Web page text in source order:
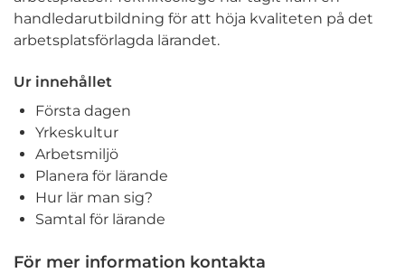
handledarutbildning för att höja kvaliteten på det
arbetsplatsförlagda lärandet.
Ur innehållet
Första dagen
Yrkeskultur
Arbetsmiljö
Planera för lärande
Hur lär man sig?
Samtal för lärande
För mer information kontakta